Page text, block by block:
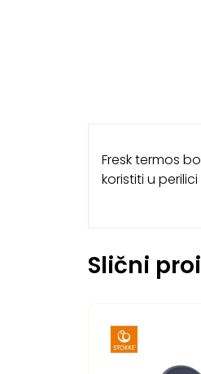
Fresk termos
koristiti u
Slični